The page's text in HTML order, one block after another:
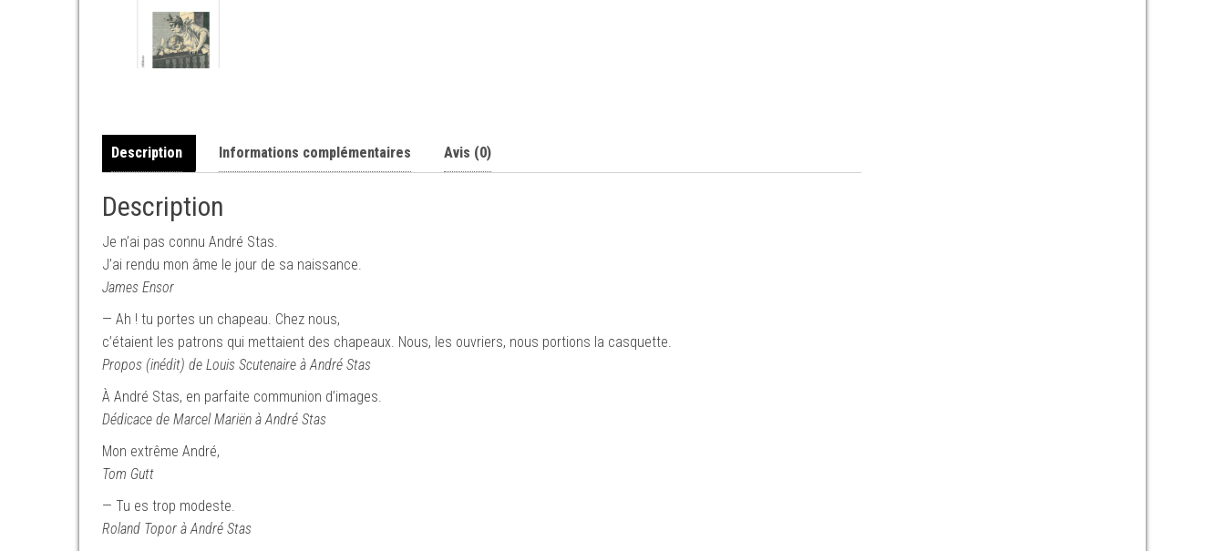
Description Informations complémentaires Avis (0)
Description
Je n’ai pas connu André Stas.
J’ai rendu mon âme le jour de sa naissance.
James Ensor
— Ah ! tu portes un chapeau. Chez nous,
c’étaient les patrons qui mettaient des chapeaux. Nous, les ouvriers, nous portions la casquette.
Propos (inédit) de Louis Scutenaire à André Stas
À André Stas, en parfaite communion d’images.
Dédicace de Marcel Mariën à André Stas
Mon extrême André,
Tom Gutt
— Tu es trop modeste.
Roland Topor à André Stas